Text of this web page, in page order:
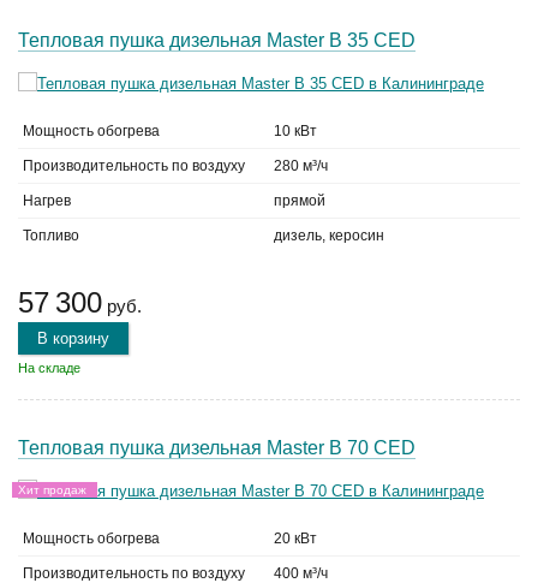
Тепловая пушка дизельная Master B 35 CED
Мощность обогрева 10 кВт
Производительность по воздуху 280 м³/ч
Нагрев прямой
Топливо дизель, керосин
57 300 руб.
В корзину
На складе
Тепловая пушка дизельная Master B 70 CED
Хит продаж
Мощность обогрева 20 кВт
Производительность по воздуху 400 м³/ч